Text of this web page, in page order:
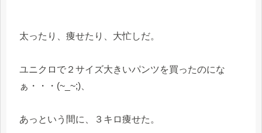
太ったり、痩せたり、大忙しだ。
ユニクロで２サイズ大きいパンツを買ったのにな
ぁ・・・(~_~;)、
あっという間に、３キロ痩せた。